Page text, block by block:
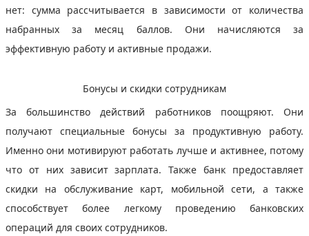
нет: сумма рассчитывается в зависимости от количества
набранных за месяц баллов. Они начисляются за
эффективную работу и активные продажи.
Бонусы и скидки сотрудникам
За большинство действий работников поощряют. Они
получают специальные бонусы за продуктивную работу.
Именно они мотивируют работать лучше и активнее, потому
что от них зависит зарплата. Также банк предоставляет
скидки на обслуживание карт, мобильной сети, а также
способствует более легкому проведению банковских
операций для своих сотрудников.